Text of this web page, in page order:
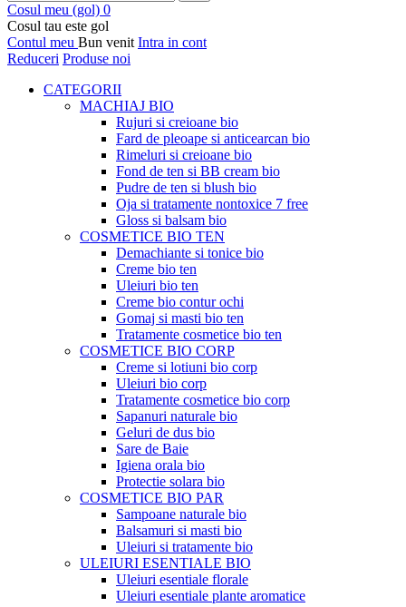
Cosul meu (gol) 0
Cosul tau este gol
Contul meu Bun venit Intra in cont
Reduceri Produse noi
CATEGORII
MACHIAJ BIO
Rujuri si creioane bio
Fard de pleoape si anticearcan bio
Rimeluri si creioane bio
Fond de ten si BB cream bio
Pudre de ten si blush bio
Oja si tratamente nontoxice 7 free
Gloss si balsam bio
COSMETICE BIO TEN
Demachiante si tonice bio
Creme bio ten
Uleiuri bio ten
Creme bio contur ochi
Gomaj si masti bio ten
Tratamente cosmetice bio ten
COSMETICE BIO CORP
Creme si lotiuni bio corp
Uleiuri bio corp
Tratamente cosmetice bio corp
Sapanuri naturale bio
Geluri de dus bio
Sare de Baie
Igiena orala bio
Protectie solara bio
COSMETICE BIO PAR
Sampoane naturale bio
Balsamuri si masti bio
Uleiuri si tratamente bio
ULEIURI ESENTIALE BIO
Uleiuri esentiale florale
Uleiuri esentiale plante aromatice